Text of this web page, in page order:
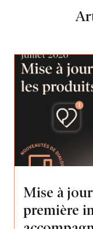
Mise à
première